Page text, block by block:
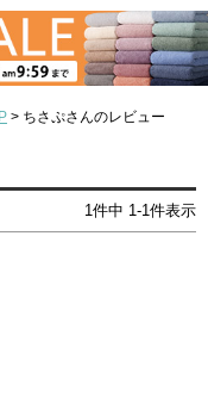
ちさぷさんのレビュー
1件中 1-1件表示